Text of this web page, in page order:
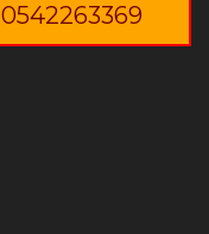
0542263369